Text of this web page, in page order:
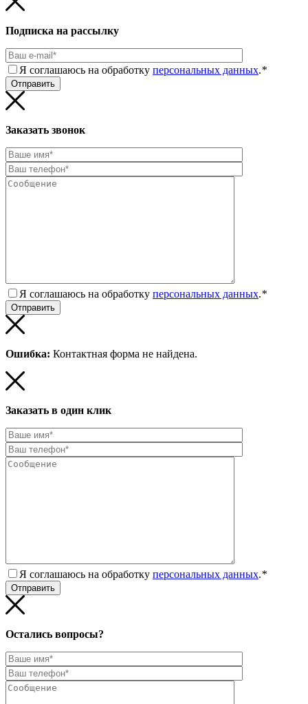
Подписка на рассылку
Я соглашаюсь на обработку персональных данных.*
Заказать звонок
Я соглашаюсь на обработку персональных данных.*
Ошибка: Контактная форма не найдена.
Заказать в один клик
Я соглашаюсь на обработку персональных данных.*
Остались вопросы?